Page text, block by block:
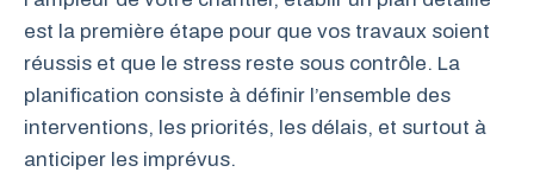
est la première étape pour que vos travaux soient
réussis et que le stress reste sous contrôle. La
planification consiste à définir l’ensemble des
interventions, les priorités, les délais, et surtout à
anticiper les imprévus.